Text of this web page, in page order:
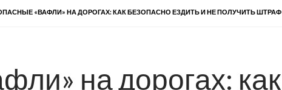
«ВАФЛИ» НА ДОРОГАХ: КАК БЕЗОПАСНО ЕЗДИТЬ И НЕ ПОЛУЧИТЬ ШТРАФ
на дорогах: как